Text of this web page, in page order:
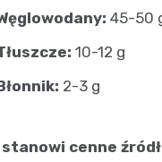
45-50
10-12 g
2-3 g
cenne